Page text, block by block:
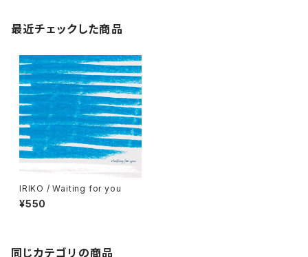
最近チェックした商品
IRIKO / Waiting for you
¥550
同じカテゴリの商品